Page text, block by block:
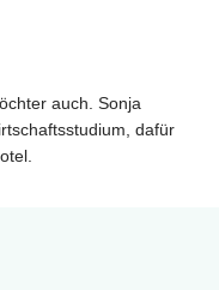
auch. Sonja
dafür